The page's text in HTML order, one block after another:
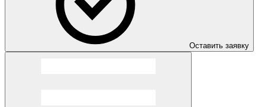
Оставить заявку